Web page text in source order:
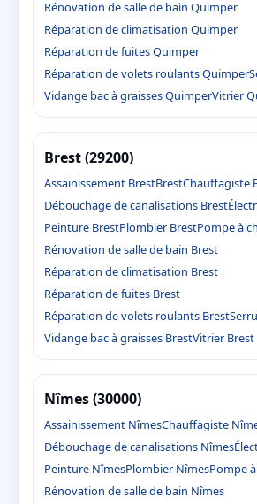
Rénovation de salle de bain Quimper
Réparation de climatisation Quimper
Réparation de fuites Quimper
Réparation de volets roulants Quimper
Vidange bac à graisses QuimperVitrier
Brest (29200)
Assainissement BrestBrestChauffagiste
Débouchage de canalisations Brest
Peinture BrestPlombier BrestPompe à
Rénovation de salle de bain Brest
Réparation de climatisation Brest
Réparation de fuites Brest
Réparation de volets roulants Brest
Vidange bac à graisses BrestVitrier Brest
Nîmes (30000)
Assainissement NîmesChauffagiste
Débouchage de canalisations Nîmes
Peinture NîmesPlombier NîmesPompe
Rénovation de salle de bain Nîmes